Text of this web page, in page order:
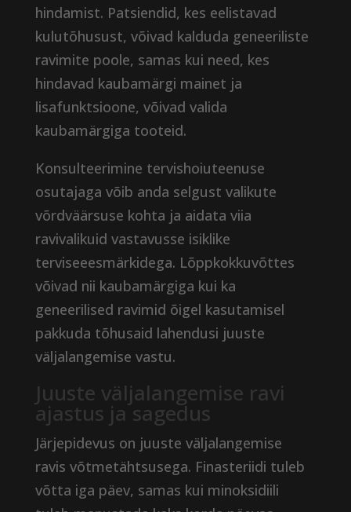
hindamist. Patsiendid, kes eelistavad
kulutõhusust, võivad kalduda geneeriliste
ravimite poole, samas kui need, kes
hindavad kaubamärgi mainet ja
lisafunktsioone, võivad valida
kaubamärgiga tooteid.
Konsulteerimine tervishoiuteenuse
osutajaga võib anda selgust valikute
võrdväärsuse kohta ja aidata viia
ravivalikuid vastavusse isiklike
terviseeesmärkidega. Lõppkokkuvõttes
võivad nii kaubamärgiga kui ka
geneerilised ravimid õigel kasutamisel
pakkuda tõhusaid lahendusi juuste
väljalangemise vastu.
Juuste väljalangemise ravi
ajastus ja sagedus
Järjepidevus on juuste väljalangemise
ravis võtmetähtsusega. Finasteriidi tuleb
võtta iga päev, samas kui minoksidiili